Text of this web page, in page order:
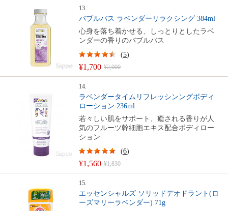
13.
バブルバス ラベンダーリラクシング 384ml
心身を落ち着かせる、しっとりとしたラベ
ンダーの香りのバブルバス
¥1,700 ¥2,000
(5)
14.
ラベンダータイムリフレッシンングボディ
ローション 236ml
若々しい肌をサポート、癒される香りが人
気のフルーツ幹細胞エキス配合ボディロー
ション
¥1,560 ¥1,830
(6)
15.
エッセンシャルズ ソリッドデオドラント(ロ
ーズマリーラベンダー) 71g